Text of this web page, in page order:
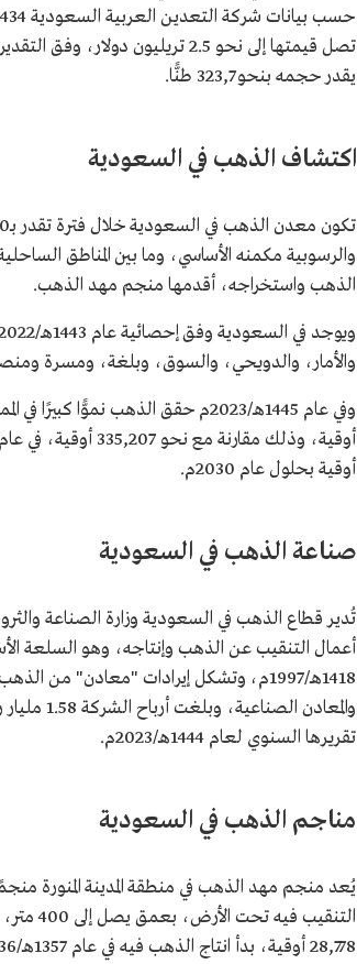
يقدر حجمه بنحو 323,7 طنًّا.
اكتشاف الذهب في السعودية
والرسوبية مكمنه الأساسي، وما بين المناطق
الذهب واستخراجه، أقدمها منجم مهد الذهب.
والأمار، والدويحي، والسوق، وبلغة، ومسرة
وفي عام 1445هـ/2023م حقق الذهب
أوقية بحلول عام 2030م.
صناعة الذهب في السعودية
تُدير قطاع الذهب في السعودية وزارة الصناعة
أعمال التنقيب عن الذهب وإنتاجه، وهو السلعة
1418هـ/1997م، وتشكل إيرادات "معادن"
تقريرها السنوي لعام 1444هـ/2023م.
مناجم الذهب في السعودية
يُعد منجم مهد الذهب في منطقة المدينة المنورة